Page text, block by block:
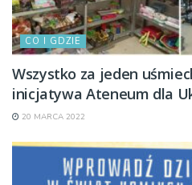
CO I GDZIE
Wszystko za jeden
inicjatywa Ateneum dla
20 MARCA 2022